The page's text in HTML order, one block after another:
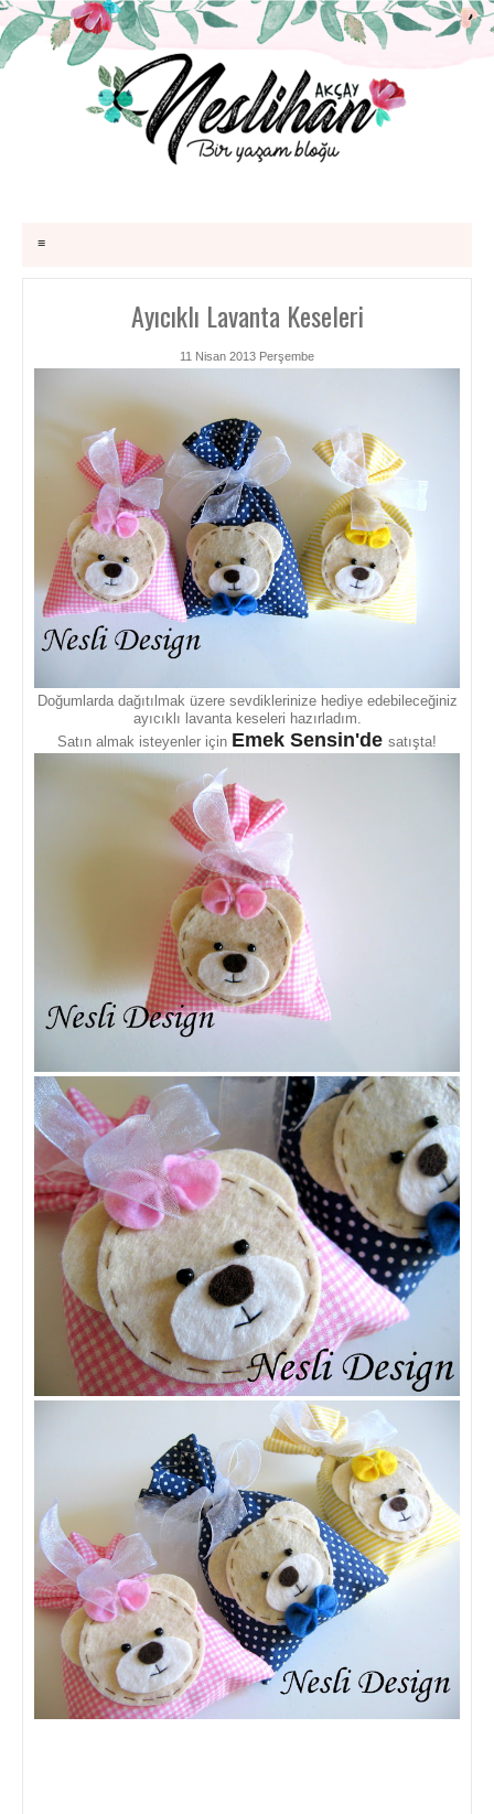
≡
Ayıcıklı Lavanta Keseleri
11 Nisan 2013 Perşembe
Doğumlarda dağıtılmak üzere sevdiklerinize hediye edebileceğiniz
ayıcıklı lavanta keseleri hazırladım.
Satın almak isteyenler için Emek Sensin'de satışta!